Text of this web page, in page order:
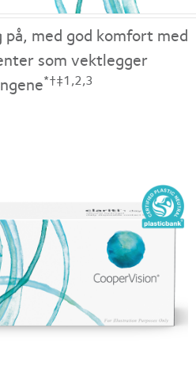
med god komfort med
som vektlegger
*†‡1,2,3